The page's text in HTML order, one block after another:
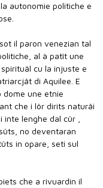
autonomie politiche e
il paron venezian tal
al à patît une
cu la injuste e
di Aquilee. E
dome une etnie
che i lôr dirits naturâi
lenghe dal cûr ,
no deventaran
in opare, seti sul
che a rivuardin il